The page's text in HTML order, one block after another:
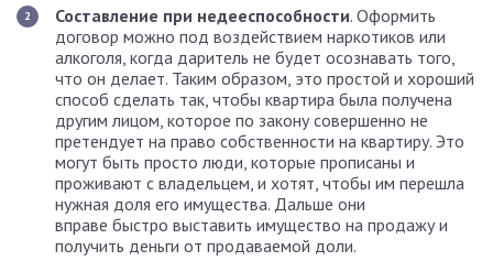
Составление при недееспособности. Оформить
договор можно под воздействием наркотиков или
алкоголя, когда даритель не будет осознавать того,
что он делает. Таким образом, это простой и хороший
способ сделать так, чтобы квартира была получена
другим лицом, которое по закону совершенно не
претендует на право собственности на квартиру. Это
могут быть просто люди, которые прописаны и
проживают с владельцем, и хотят, чтобы им перешла
нужная доля его имущества. Дальше они
вправе быстро выставить имущество на продажу и
получить деньги от продаваемой доли.